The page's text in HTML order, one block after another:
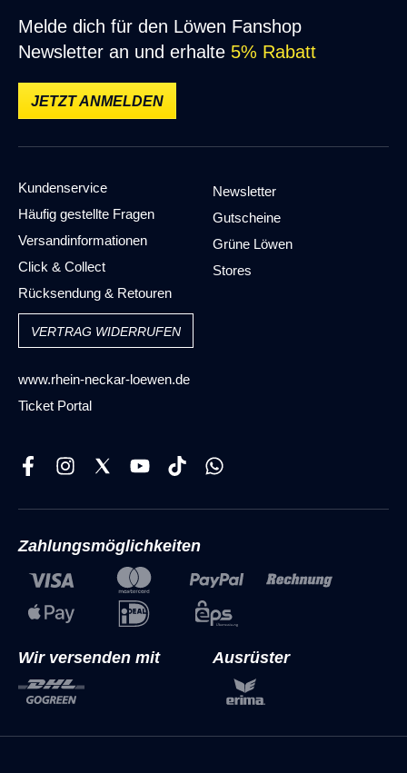
ALLE BEWERTUNGEN ANZEIGEN (2)
Melde dich für den Löwen Fanshop
Newsletter an und erhalte 5% Rabatt
JETZT ANMELDEN
Kundenservice
Häufig gestellte Fragen
Versandinformationen
Click & Collect
Rücksendung & Retouren
Newsletter
Gutscheine
Grüne Löwen
Stores
VERTRAG WIDERRUFEN
www.rhein-neckar-loewen.de
Ticket Portal
Zahlungsmöglichkeiten
Wir versenden mit Ausrüster